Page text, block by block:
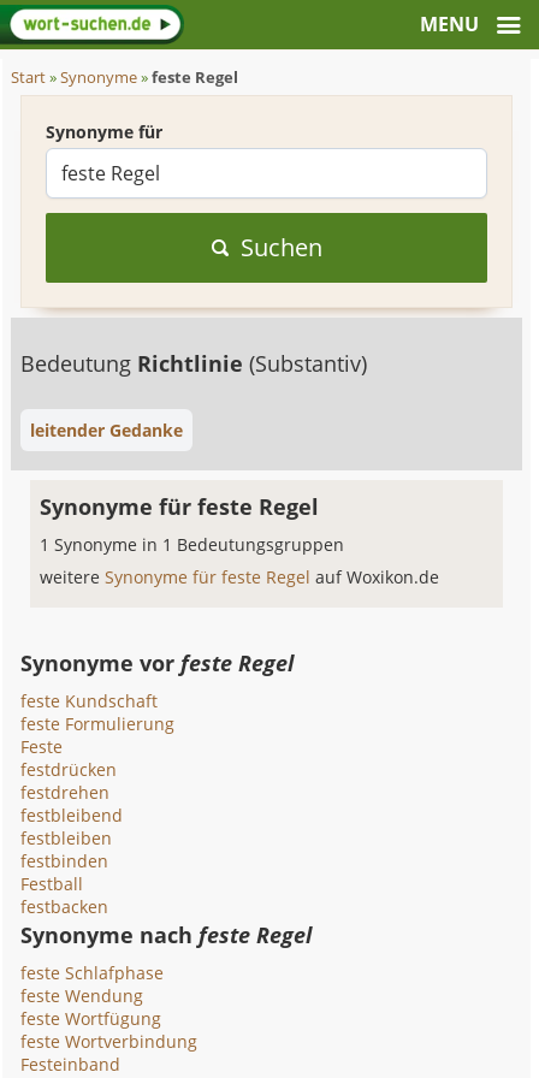
Start»Synonyme»feste Regel
Synonyme für
Suchen
Bedeutung Richtlinie(Substantiv)
leitender Gedanke
Synonyme für feste Regel
1 Synonyme in 1 Bedeutungsgruppen
weitereSynonyme für feste Regelauf Woxikon.de
Synonyme vorfeste Regel
feste Kundschaft
feste Formulierung
Feste
festdrücken
festdrehen
festbleibend
festbleiben
festbinden
Festball
festbacken
Synonyme nachfeste Regel
feste Schlafphase
feste Wendung
feste Wortfügung
feste Wortverbindung
Festeinband